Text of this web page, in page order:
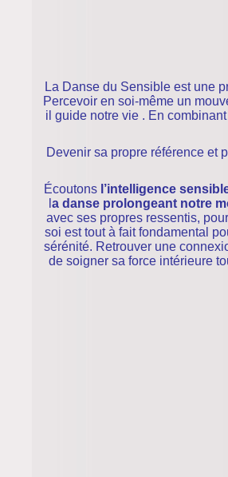
La Danse du Sensible est une
Percevoir en soi-même un
il guide notre vie . En
Devenir sa propre référence et
Écoutons l’intelligence
a danse prolongeant notre
avec ses propres ressentis,
soi est tout à fait fondamental
sérénité. Retrouver une
de soigner sa force intérieure